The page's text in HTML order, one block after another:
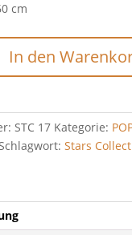
cm
In den
STC 17 Kategorie:
Stars